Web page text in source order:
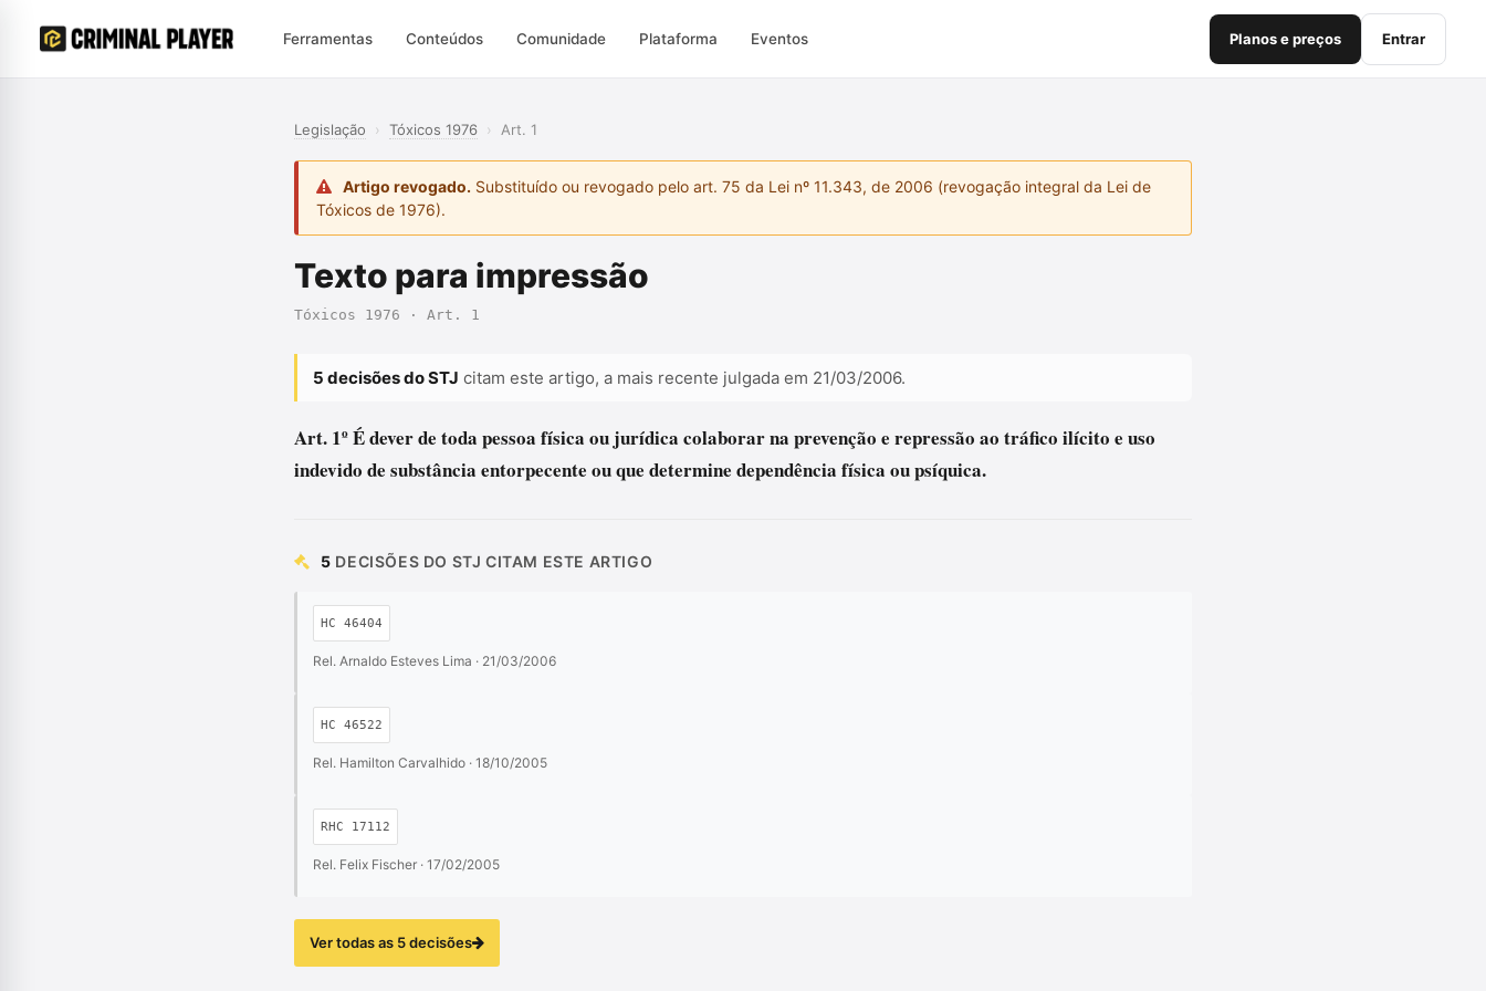
Ferramentas Conteúdos Comunidade Plataforma Eventos Planos e preços Entrar
Legislação › Tóxicos 1976 › Art. 1
Artigo revogado. Substituído ou revogado pelo art. 75 da Lei nº 11.343, de 2006 (revogação integral da Lei de
Tóxicos de 1976).
Texto para impressão
Tóxicos 1976 · Art. 1
5 decisões do STJ citam este artigo, a mais recente julgada em 21/03/2006.
Art. 1º É dever de toda pessoa física ou jurídica colaborar na prevenção e repressão ao tráfico ilícito e uso
indevido de substância entorpecente ou que determine dependência física ou psíquica.
5 DECISÕES DO STJ CITAM ESTE ARTIGO
HC 46404
Rel. Arnaldo Esteves Lima · 21/03/2006
HC 46522
Rel. Hamilton Carvalhido · 18/10/2005
RHC 17112
Rel. Felix Fischer · 17/02/2005
Ver todas as 5 decisões